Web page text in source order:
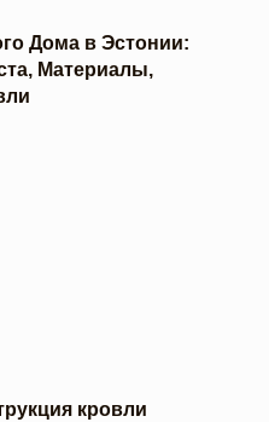
Дома в Эстонии:
Материалы,
кровли